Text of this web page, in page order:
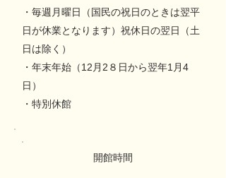
・毎週月曜日（国民の祝日のときは翌平
日が休業となります）祝休日の翌日（土
日は除く）
・年末年始（12月2８日から翌年1月4
日）
・特別休館
開館時間